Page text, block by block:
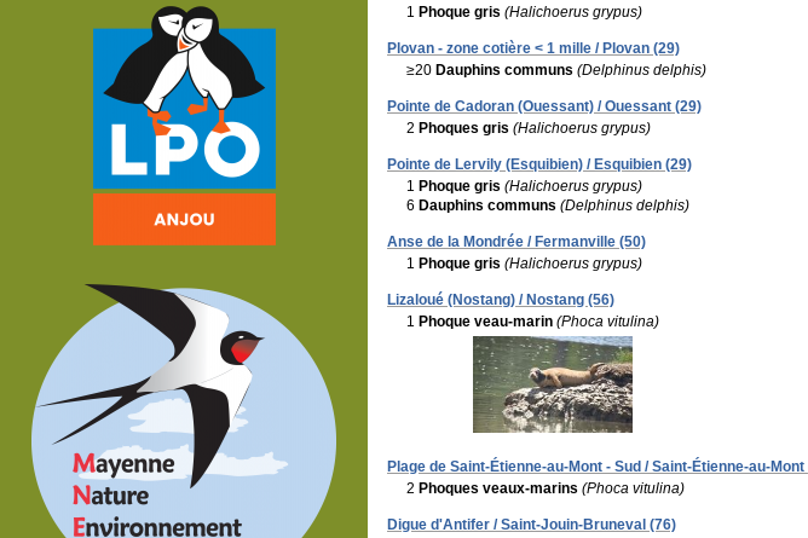
1 Phoque gris (Halichoerus grypus)
Plovan - zone cotière < 1 mille / Plovan (29)
≥20 Dauphins communs (Delphinus delphis)
Pointe de Cadoran (Ouessant) / Ouessant (29)
2 Phoques gris (Halichoerus grypus)
Pointe de Lervily (Esquibien) / Esquibien (29)
1 Phoque gris (Halichoerus grypus)
6 Dauphins communs (Delphinus delphis)
Anse de la Mondrée / Fermanville (50)
1 Phoque gris (Halichoerus grypus)
Lizaloué (Nostang) / Nostang (56)
1 Phoque veau-marin (Phoca vitulina)
Plage de Saint-Étienne-au-Mont - Sud / Saint-Étienne-au-Mont
2 Phoques veaux-marins (Phoca vitulina)
Digue d'Antifer / Saint-Jouin-Bruneval (76)